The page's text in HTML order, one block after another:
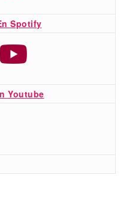
Spotify
Youtube